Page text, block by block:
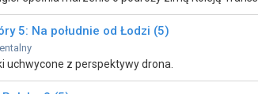
5: Na południe od Łodzi (5)
uchwycone z perspektywy drona.